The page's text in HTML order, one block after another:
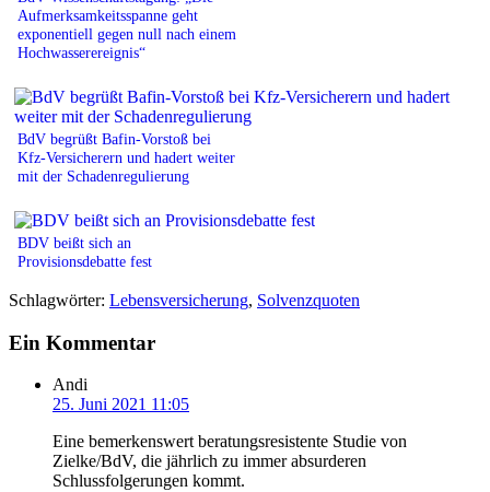
Aufmerksamkeitsspanne geht
exponentiell gegen null nach einem
Hochwasserereignis“
BdV begrüßt Bafin-Vorstoß bei
Kfz-Versicherern und hadert weiter
mit der Schadenregulierung
BDV beißt sich an
Provisionsdebatte fest
Schlagwörter: Lebensversicherung, Solvenzquoten
Ein Kommentar
Andi
25. Juni 2021 11:05
Eine bemerkenswert beratungsresistente Studie von
Zielke/BdV, die jährlich zu immer absurderen
Schlussfolgerungen kommt.